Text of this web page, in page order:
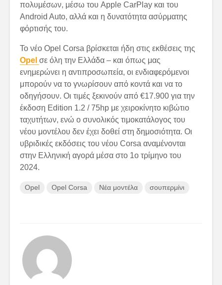
πολυμέσων, μέσω του Apple CarPlay και του
Android Auto, αλλά και η δυνατότητα ασύρματης
φόρτισής του.
Το νέο Opel Corsa βρίσκεται ήδη στις εκθέσεις της
Opel σε όλη την Ελλάδα – και όπως μας
ενημερώνει η αντιπροσωπεία, οι ενδιαφερόμενοι
μπορούν να το γνωρίσουν από κοντά και να το
οδηγήσουν. Οι τιμές ξεκινούν από €17.900 για την
έκδοση Edition 1.2 / 75hp με χειροκίνητο κιβώτιο
ταχυτήτων, ενώ ο συνολικός τιμοκατάλογος του
νέου μοντέλου δεν έχει δοθεί στη δημοσιότητα. Οι
υβριδικές εκδόσεις του νέου Corsa αναμένονται
στην Ελληνική αγορά μέσα στο 1ο τρίμηνο του
2024.
Opel Opel Corsa Νέα μοντέλα σουπερμίνι